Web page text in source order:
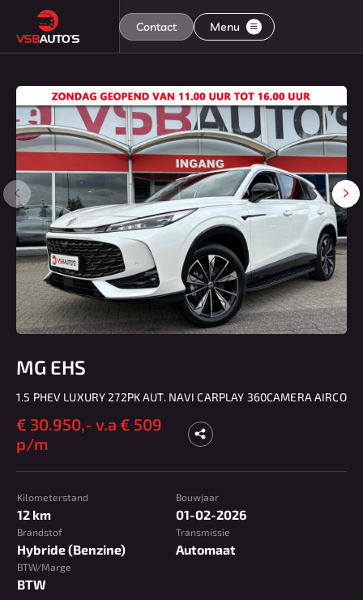
Contact Menu
Home
Aanbod
Diensten
Aflevering
Over ons
Contact
MG EHS
1.5 PHEV LUXURY 272PK AUT. NAVI CARPLAY 360CAMERA AIRCO
€ 30.950,- v.a € 509
p/m
Kilometerstand
12 km
Bouwjaar
01-02-2026
Brandstof
Hybride (Benzine)
Transmissie
Automaat
BTW/Marge
BTW